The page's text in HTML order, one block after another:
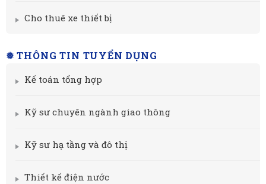
Cho thuê xe thiết bị
❅ THÔNG TIN TUYỂN DỤNG
Kế toán tổng hợp
Kỹ sư chuyên ngành giao thông
Kỹ sư hạ tầng và đô thị
Thiết kế điện nước